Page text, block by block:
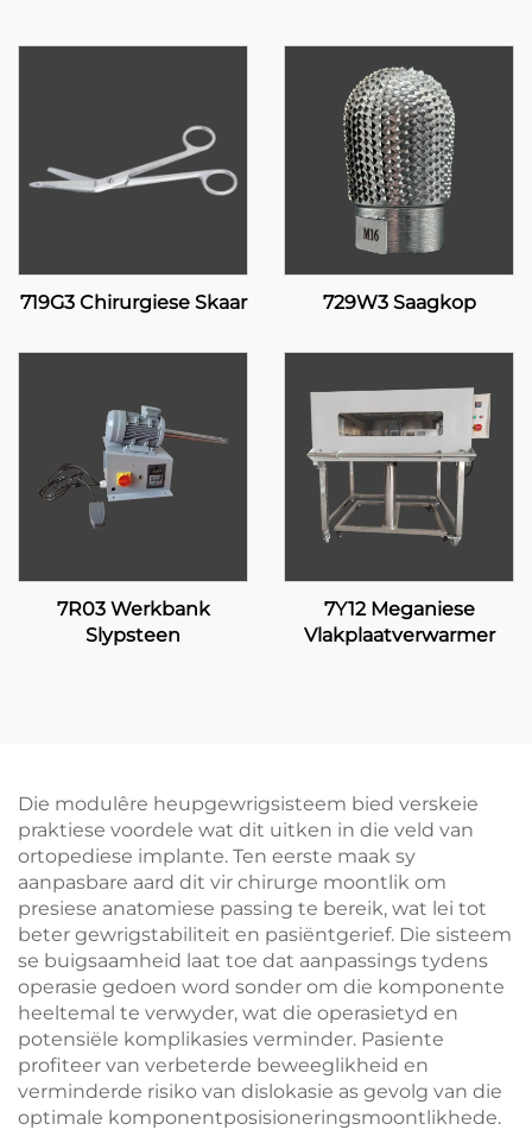
719G3 Chirurgiese Skaar 729W3 Saagkop
7R03 Werkbank
Slypsteen
7Y12 Meganiese
Vlakplaatverwarmer
Die modulêre heupgewrigsisteem bied verskeie
praktiese voordele wat dit uitken in die veld van
ortopediese implante. Ten eerste maak sy
aanpasbare aard dit vir chirurge moontlik om
presiese anatomiese passing te bereik, wat lei tot
beter gewrigstabiliteit en pasiëntgerief. Die sisteem
se buigsaamheid laat toe dat aanpassings tydens
operasie gedoen word sonder om die komponente
heeltemal te verwyder, wat die operasietyd en
potensiële komplikasies verminder. Pasiente
profiteer van verbeterde beweeglikheid en
verminderde risiko van dislokasie as gevolg van die
optimale komponentposisioneringsmoontlikhede.